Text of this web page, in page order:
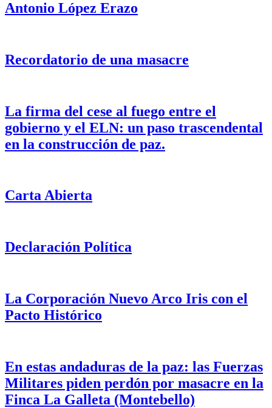
Antonio López Erazo
Recordatorio de una masacre
La firma del cese al fuego entre el
gobierno y el ELN: un paso trascendental
en la construcción de paz.
Carta Abierta
Declaración Política
La Corporación Nuevo Arco Iris con el
Pacto Histórico
En estas andaduras de la paz: las Fuerzas
Militares piden perdón por masacre en la
Finca La Galleta (Montebello)